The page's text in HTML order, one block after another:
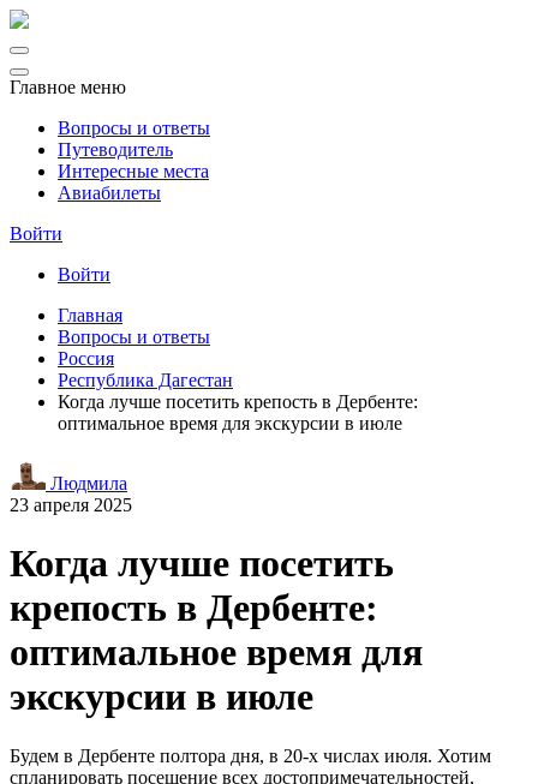
Главное меню
Вопросы и ответы
Путеводитель
Интересные места
Авиабилеты
Войти
Войти
Главная
Вопросы и ответы
Россия
Республика Дагестан
Когда лучше посетить крепость в Дербенте:
оптимальное время для экскурсии в июле
Людмила
23 апреля 2025
Когда лучше посетить
крепость в Дербенте:
оптимальное время для
экскурсии в июле
Будем в Дербенте полтора дня, в 20-х числах июля. Хотим
спланировать посещение всех достопримечательностей,